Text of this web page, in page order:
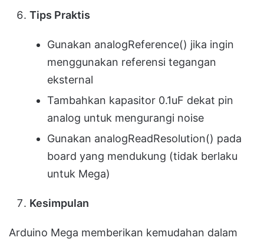
Tips Praktis
Gunakan analogReference() jika ingin
menggunakan referensi tegangan
eksternal
Tambahkan kapasitor 0.1uF dekat pin
analog untuk mengurangi noise
Gunakan analogReadResolution() pada
board yang mendukung (tidak berlaku
untuk Mega)
Kesimpulan
Arduino Mega memberikan kemudahan dalam